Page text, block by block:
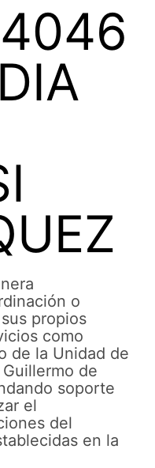
o
propios
como
de la Unidad de
de
soporte
el
del
en la